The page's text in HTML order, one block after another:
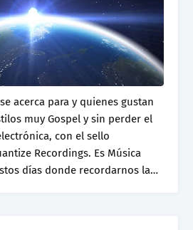
acerca para y quienes gustan
muy Gospel y sin perder el
con el sello
Recordings. Es Música
días donde recordarnos la…